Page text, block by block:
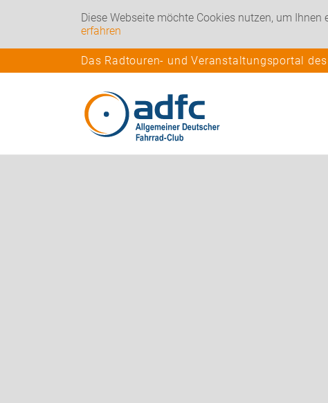
Diese Webseite möchte Cookies nutzen, um
erfahren
Das Radtouren- und Veranstaltungsportal des